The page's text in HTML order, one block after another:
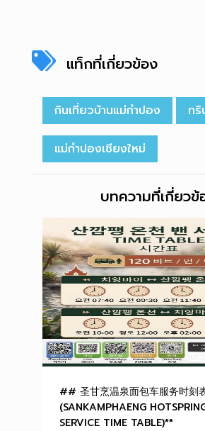
แท็กที่เกี่ยวข้อง
กินเที่ยวบ้านแม่กำปอง ท
แม่กำปองเชียงใหม่
บทความที่เกี่ยวข้
## 圣甘烹温泉面包车服务时刻
(SANKAMPHAENG
SERVICE TIME TABLE)**